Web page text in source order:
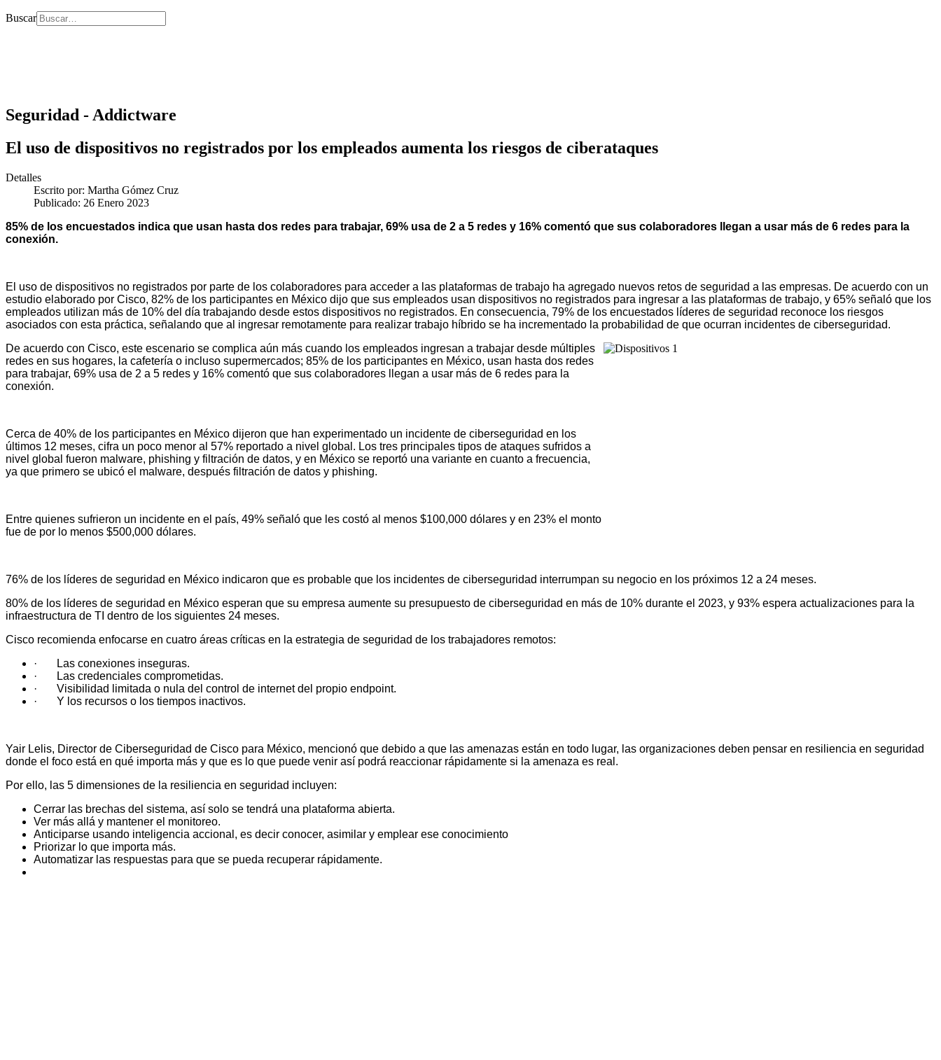
Buscar
Seguridad - Addictware
El uso de dispositivos no registrados por los empleados aumenta los riesgos de ciberataques
Detalles
Escrito por: Martha Gómez Cruz
Publicado: 26 Enero 2023
85% de los encuestados indica que usan hasta dos redes para trabajar, 69% usa de 2 a 5 redes y 16% comentó que sus colaboradores llegan a usar más de 6 redes para la
conexión.
El uso de dispositivos no registrados por parte de los colaboradores para acceder a las plataformas de trabajo ha agregado nuevos retos de seguridad a las empresas. De acuerdo con un
estudio elaborado por Cisco, 82% de los participantes en México dijo que sus empleados usan dispositivos no registrados para ingresar a las plataformas de trabajo, y 65% señaló que los
empleados utilizan más de 10% del día trabajando desde estos dispositivos no registrados. En consecuencia, 79% de los encuestados líderes de seguridad reconoce los riesgos
asociados con esta práctica, señalando que al ingresar remotamente para realizar trabajo híbrido se ha incrementado la probabilidad de que ocurran incidentes de ciberseguridad.
De acuerdo con Cisco, este escenario se complica aún más cuando los empleados ingresan a trabajar desde múltiples
redes en sus hogares, la cafetería o incluso supermercados; 85% de los participantes en México, usan hasta dos redes
para trabajar, 69% usa de 2 a 5 redes y 16% comentó que sus colaboradores llegan a usar más de 6 redes para la
conexión.
Cerca de 40% de los participantes en México dijeron que han experimentado un incidente de ciberseguridad en los
últimos 12 meses, cifra un poco menor al 57% reportado a nivel global. Los tres principales tipos de ataques sufridos a
nivel global fueron malware, phishing y filtración de datos, y en México se reportó una variante en cuanto a frecuencia,
ya que primero se ubicó el malware, después filtración de datos y phishing.
Entre quienes sufrieron un incidente en el país, 49% señaló que les costó al menos $100,000 dólares y en 23% el monto
fue de por lo menos $500,000 dólares.
76% de los líderes de seguridad en México indicaron que es probable que los incidentes de ciberseguridad interrumpan su negocio en los próximos 12 a 24 meses.
80% de los líderes de seguridad en México esperan que su empresa aumente su presupuesto de ciberseguridad en más de 10% durante el 2023, y 93% espera actualizaciones para la
infraestructura de TI dentro de los siguientes 24 meses.
Cisco recomienda enfocarse en cuatro áreas críticas en la estrategia de seguridad de los trabajadores remotos:
· Las conexiones inseguras.
· Las credenciales comprometidas.
· Visibilidad limitada o nula del control de internet del propio endpoint.
· Y los recursos o los tiempos inactivos.
Yair Lelis, Director de Ciberseguridad de Cisco para México, mencionó que debido a que las amenazas están en todo lugar, las organizaciones deben pensar en resiliencia en seguridad
donde el foco está en qué importa más y que es lo que puede venir así podrá reaccionar rápidamente si la amenaza es real.
Por ello, las 5 dimensiones de la resiliencia en seguridad incluyen:
Cerrar las brechas del sistema, así solo se tendrá una plataforma abierta.
Ver más allá y mantener el monitoreo.
Anticiparse usando inteligencia accional, es decir conocer, asimilar y emplear ese conocimiento
Priorizar lo que importa más.
Automatizar las respuestas para que se pueda recuperar rápidamente.